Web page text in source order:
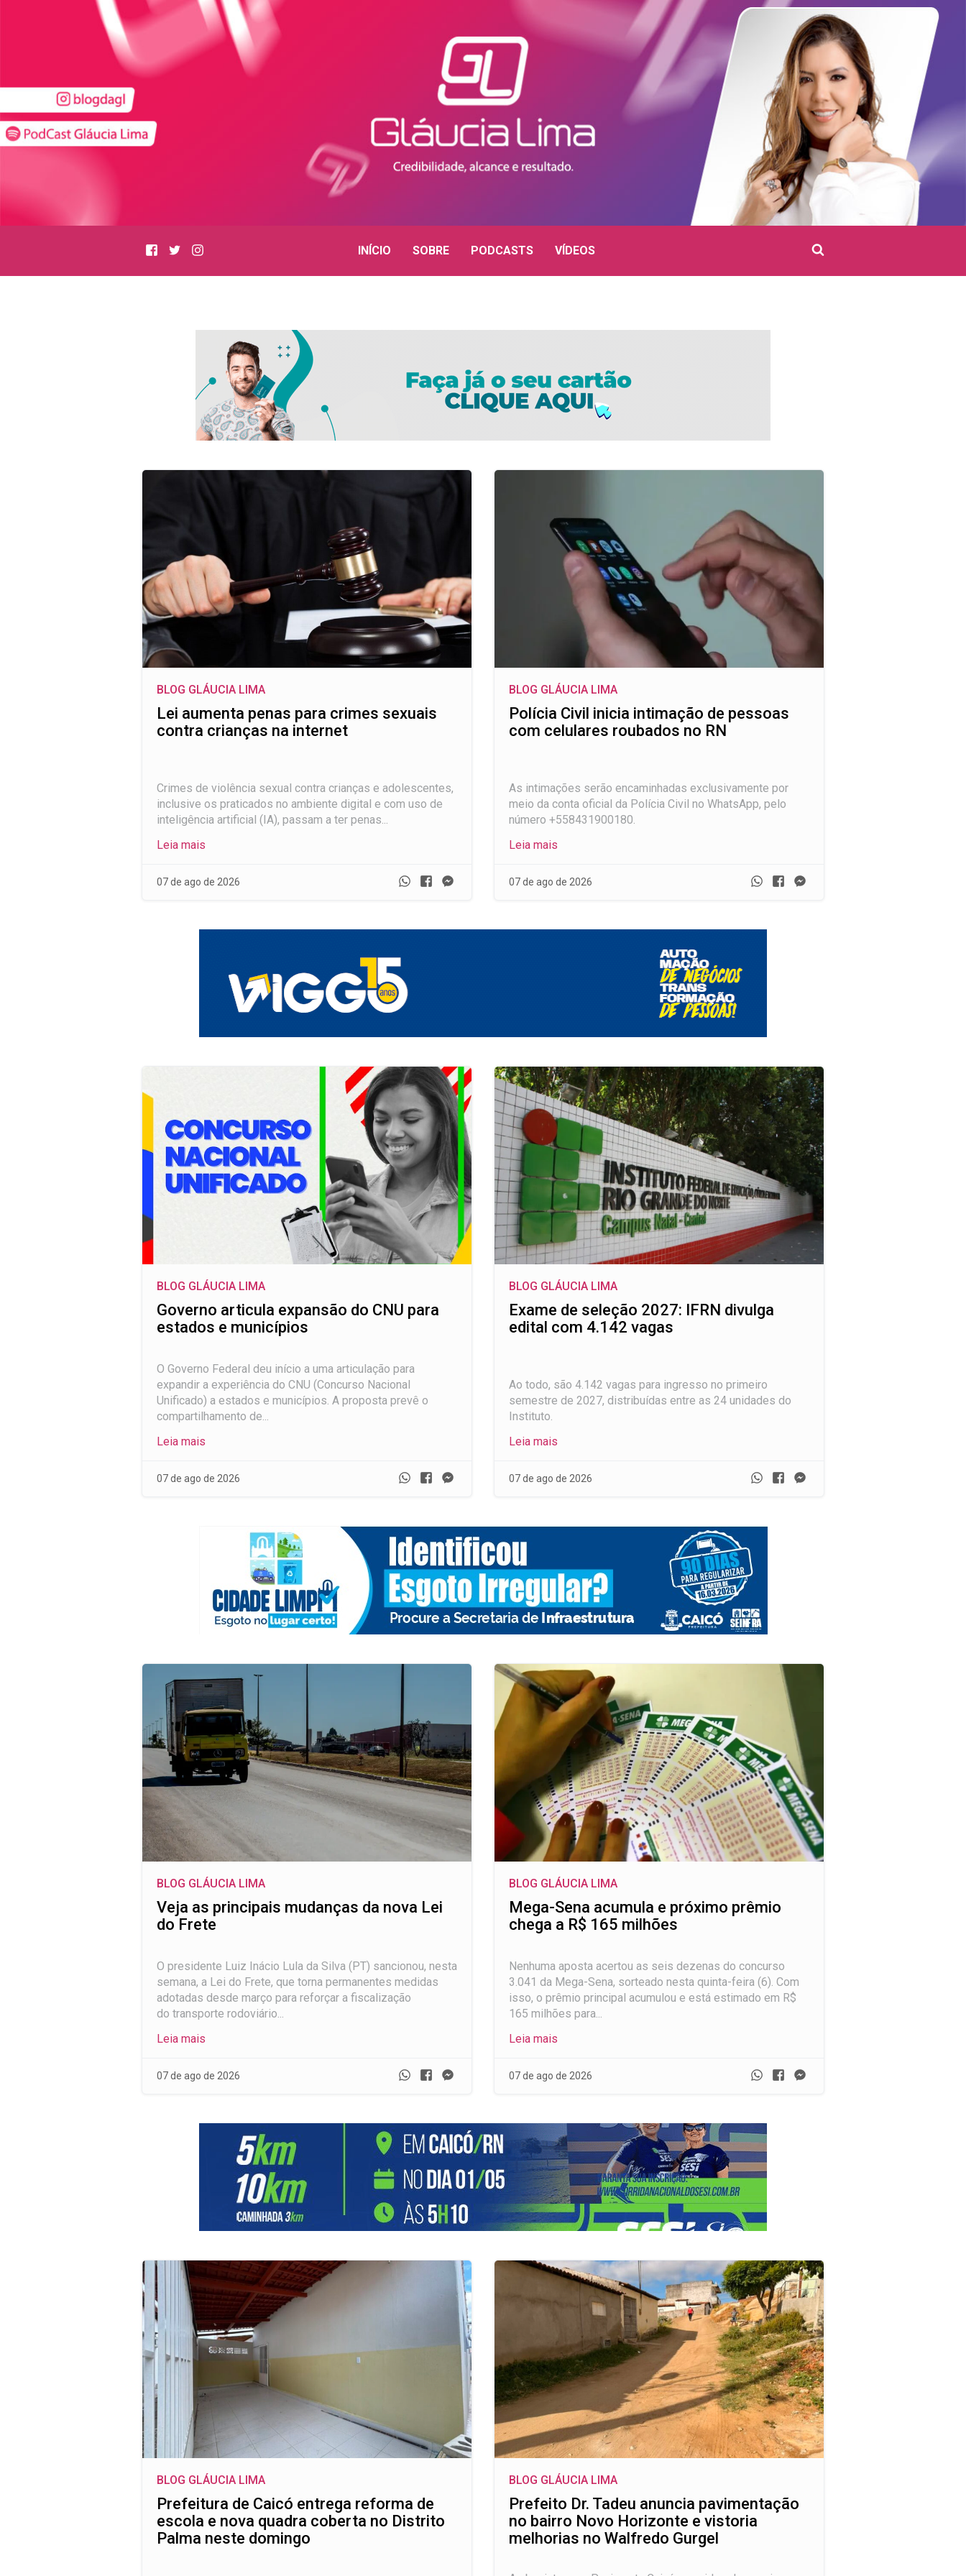
Facebook
Twitter
pesquisar
INÍCIO SOBRE PODCASTS VÍDEOS
BLOG GLÁUCIA LIMA
Lei aumenta penas para crimes sexuais
contra crianças na internet
Crimes de violência sexual contra crianças e adolescentes,
inclusive os praticados no ambiente digital e com uso de
inteligência artificial (IA), passam a ter penas...
Leia mais
07 de ago de 2026 WhatsappFacebookMessenger
BLOG GLÁUCIA LIMA
Polícia Civil inicia intimação de pessoas
com celulares roubados no RN
As intimações serão encaminhadas exclusivamente por
meio da conta oficial da Polícia Civil no WhatsApp, pelo
número +558431900180.
Leia mais
07 de ago de 2026 WhatsappFacebook
BLOG GLÁUCIA LIMA
Governo articula expansão do CNU para
estados e municípios
O Governo Federal deu início a uma articulação para
expandir a experiência do CNU (Concurso Nacional
Unificado) a estados e municípios. A proposta prevê o
compartilhamento de...
Leia mais
07 de ago de 2026 WhatsappFacebookMessenger
BLOG GLÁUCIA LIMA
Exame de seleção 2027: IFRN divulga
edital com 4.142 vagas
Ao todo, são 4.142 vagas para ingresso no primeiro
semestre de 2027, distribuídas entre as 24 unidades do
Instituto.
Leia mais
07 de ago de 2026 WhatsappFacebook
BLOG GLÁUCIA LIMA
Veja as principais mudanças da nova Lei
do Frete
O presidente Luiz Inácio Lula da Silva (PT) sancionou, nesta
semana, a Lei do Frete, que torna permanentes medidas
adotadas desde março para reforçar a fiscalização
do transporte rodoviário...
Leia mais
07 de ago de 2026 WhatsappFacebookMessenger
BLOG GLÁUCIA LIMA
Mega-Sena acumula e próximo prêmio
chega a R$ 165 milhões
Nenhuma aposta acertou as seis dezenas do concurso
3.041 da Mega-Sena, sorteado nesta quinta-feira (6). Com
isso, o prêmio principal acumulou e está estimado em R$
165 milhões para...
Leia mais
07 de ago de 2026 WhatsappFacebook
BLOG GLÁUCIA LIMA
Prefeitura de Caicó entrega reforma de
escola e nova quadra coberta no Distrito
Palma neste domingo
BLOG GLÁUCIA LIMA
Prefeito Dr. Tadeu anuncia pavimentação
no bairro Novo Horizonte e vistoria
melhorias no Walfredo Gurgel